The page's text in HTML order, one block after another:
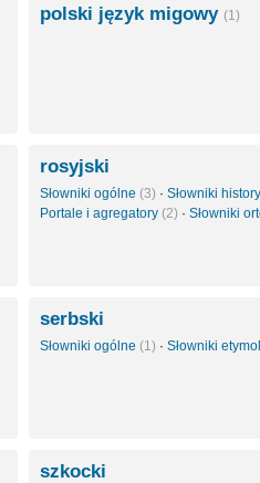
polski język migowy (1)
rosyjski
Słowniki ogólne (3) · Słowniki
Portale i agregatory (2) · Słowniki
serbski
Słowniki ogólne (1) · Słowniki
szkocki